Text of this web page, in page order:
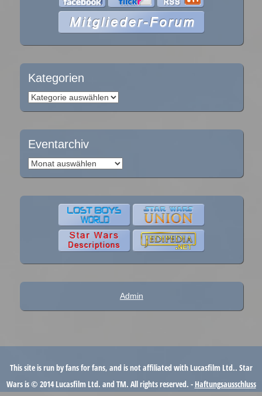
Kategorien
Kategorien
Eventarchiv
Eventarchiv
Admin
This site is run by fans for fans, and is not affiliated with Lucasfilm Ltd.. Star
Wars is © 2014 Lucasfilm Ltd. and TM. All rights reserved. - Haftungsausschluss